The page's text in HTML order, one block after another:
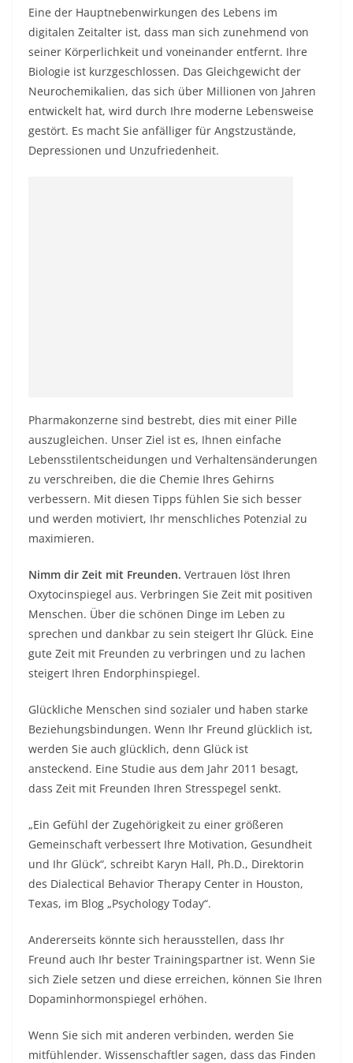
Eine der Hauptnebenwirkungen des Lebens im
digitalen Zeitalter ist, dass man sich zunehmend von
seiner Körperlichkeit und voneinander entfernt. Ihre
Biologie ist kurzgeschlossen. Das Gleichgewicht der
Neurochemikalien, das sich über Millionen von Jahren
entwickelt hat, wird durch Ihre moderne Lebensweise
gestört. Es macht Sie anfälliger für Angstzustände,
Depressionen und Unzufriedenheit.
Pharmakonzerne sind bestrebt, dies mit einer Pille
auszugleichen. Unser Ziel ist es, Ihnen einfache
Lebensstilentscheidungen und Verhaltensänderungen
zu verschreiben, die die Chemie Ihres Gehirns
verbessern. Mit diesen Tipps fühlen Sie sich besser
und werden motiviert, Ihr menschliches Potenzial zu
maximieren.
Nimm dir Zeit mit Freunden. Vertrauen löst Ihren
Oxytocinspiegel aus. Verbringen Sie Zeit mit positiven
Menschen. Über die schönen Dinge im Leben zu
sprechen und dankbar zu sein steigert Ihr Glück. Eine
gute Zeit mit Freunden zu verbringen und zu lachen
steigert Ihren Endorphinspiegel.
Glückliche Menschen sind sozialer und haben starke
Beziehungsbindungen. Wenn Ihr Freund glücklich ist,
werden Sie auch glücklich, denn Glück ist
ansteckend. Eine Studie aus dem Jahr 2011 besagt,
dass Zeit mit Freunden Ihren Stresspegel senkt.
„Ein Gefühl der Zugehörigkeit zu einer größeren
Gemeinschaft verbessert Ihre Motivation, Gesundheit
und Ihr Glück“, schreibt Karyn Hall, Ph.D., Direktorin
des Dialectical Behavior Therapy Center in Houston,
Texas, im Blog „Psychology Today“.
Andererseits könnte sich herausstellen, dass Ihr
Freund auch Ihr bester Trainingspartner ist. Wenn Sie
sich Ziele setzen und diese erreichen, können Sie Ihren
Dopaminhormonspiegel erhöhen.
Wenn Sie sich mit anderen verbinden, werden Sie
mitfühlender. Wissenschaftler sagen, dass das Finden